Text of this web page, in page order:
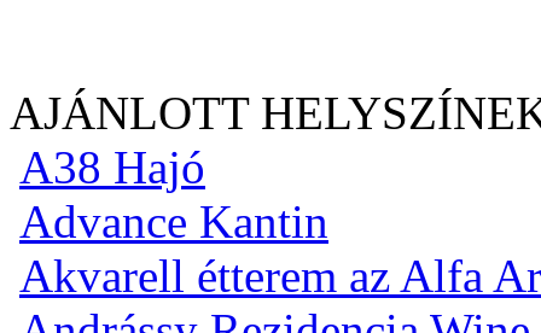
AJÁNLOTT
A38 Hajó
Advance Kantin
Akvarell étterem az Alfa